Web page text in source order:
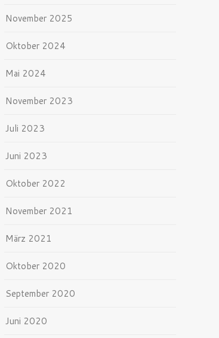
November 2025
Oktober 2024
Mai 2024
November 2023
Juli 2023
Juni 2023
Oktober 2022
November 2021
März 2021
Oktober 2020
September 2020
Juni 2020